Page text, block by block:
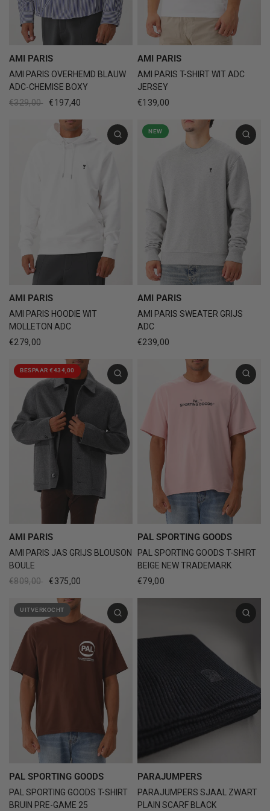
AMI PARIS
AMI PARIS OVERHEMD BLAUW
ADC-CHEMISE BOXY
€329,00
€197,40
AMI PARIS
AMI PARIS T-SHIRT WIT ADC
JERSEY
€139,00
AMI PARIS
AMI PARIS HOODIE WIT
MOLLETON ADC
€279,00
NEW
AMI PARIS
AMI PARIS SWEATER GRIJS
ADC
€239,00
BESPAAR €434,00
AMI PARIS
AMI PARIS JAS GRIJS BLOUSON
BOULE
€809,00
€375,00
PAL SPORTING GOODS
PAL SPORTING GOODS T-SHIRT
BEIGE NEW TRADEMARK
€79,00
UITVERKOCHT
PAL SPORTING GOODS
PAL SPORTING GOODS T-SHIRT
BRUIN PRE-GAME 25
PARAJUMPERS
PARAJUMPERS SJAAL ZWART
PLAIN SCARF BLACK